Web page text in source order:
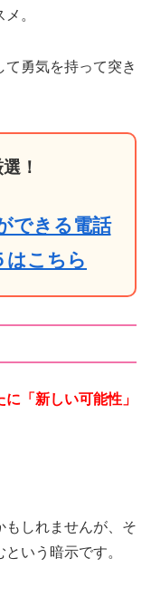
。
勇気を持って突き
！
できる電話
はこちら
「新しい可能性」
もしれませんが、そ
いう暗示です。